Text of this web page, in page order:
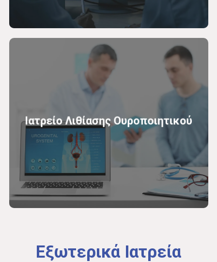
Ιατρείο Λιθίασης Ουροποιητικού
Εξωτερικά Ιατρεία